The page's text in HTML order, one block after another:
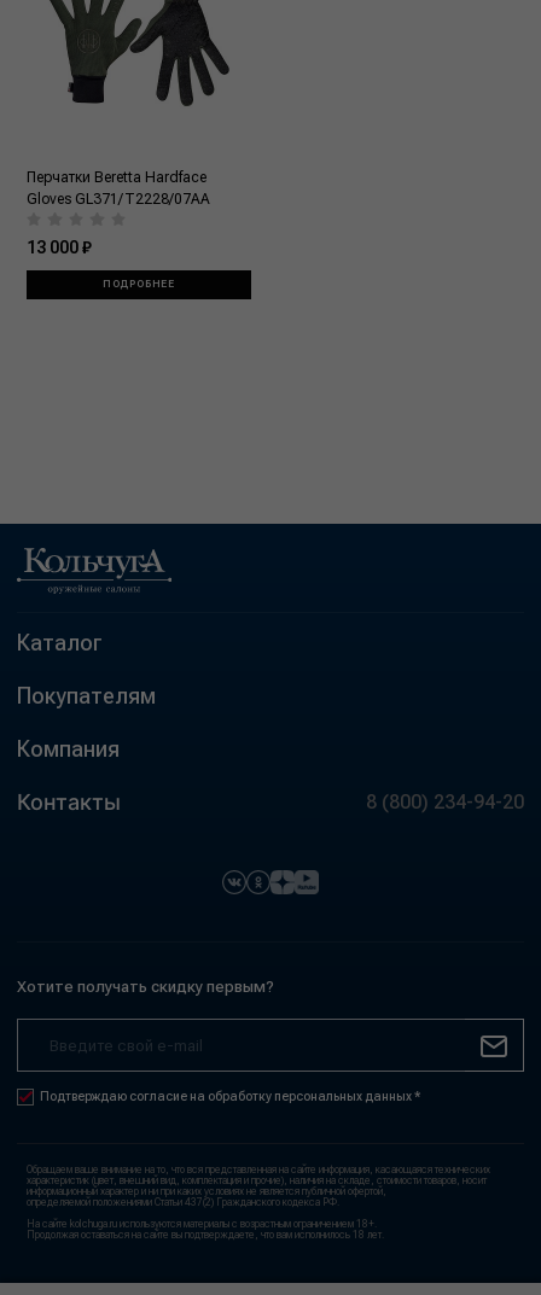
Перчатки Beretta Hardface
Gloves GL371/T2228/07AA
13 000 ₽
ПОДРОБНЕЕ
Каталог
Покупателям
Компания
Контакты 8 (800) 234-94-20
Хотите получать скидку первым?
Подтверждаю согласие на обработку персональных данных *
Обращаем ваше внимание на то, что вся представленная на сайте информация, касающаяся технических
характеристик (цвет, внешний вид, комплектация и прочие), наличия на складе, стоимости товаров, носит
информационный характер и ни при каких условиях не является публичной офертой,
определяемой положениями Статьи 437(2) Гражданского кодекса РФ.
На сайте kolchuga.ru используются материалы с возрастным ограничением 18+.
Продолжая оставаться на сайте вы подтверждаете, что вам исполнилось 18 лет.